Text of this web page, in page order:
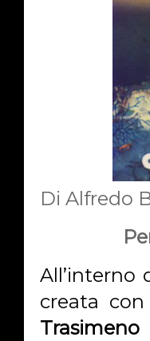
Di Alfredo
All’interno
creata con
Trasimeno